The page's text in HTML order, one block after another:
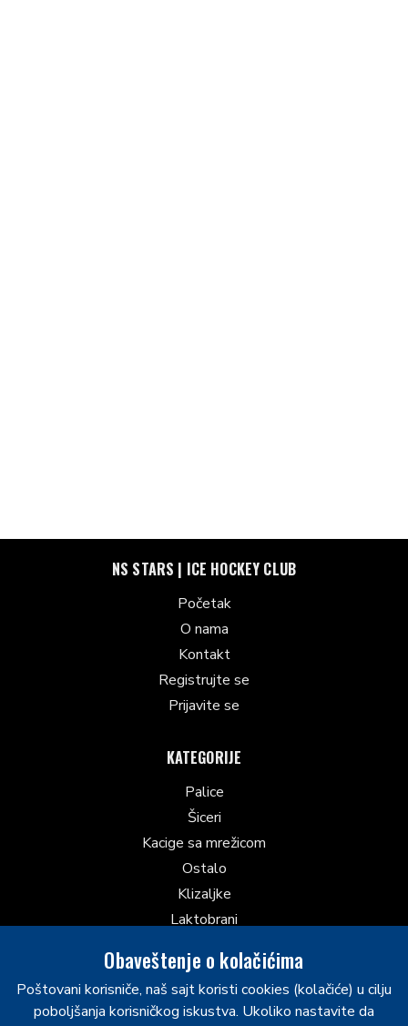
NS STARS | ICE HOCKEY CLUB
Početak
O nama
Kontakt
Registrujte se
Prijavite se
KATEGORIJE
Palice
Šiceri
Kacige sa mrežicom
Ostalo
Klizaljke
Laktobrani
Rukavice
Hokejaški grudnjaci
Obaveštenje o kolačićima
Poštovani korisniče, naš sajt koristi cookies (kolačiće) u cilju
poboljšanja korisničkog iskustva. Ukoliko nastavite da